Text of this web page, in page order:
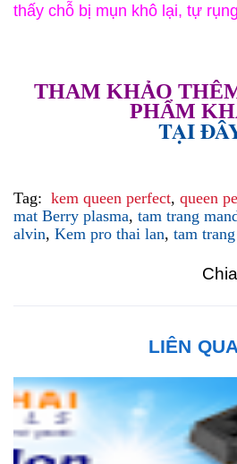
thấy chỗ bị mụn khô lại, tự
THAM KHẢO
PHẨM
TẠI
Tag: kem queen perfect, queen
mat Berry plasma, tam trang
alvin, Kem pro thai lan, tam
LIÊN